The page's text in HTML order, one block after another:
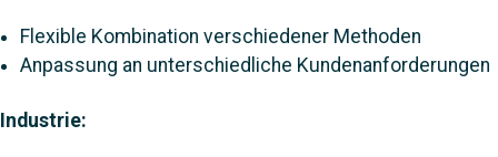
Flexible Kombination verschiedener Methoden
Anpassung an unterschiedliche Kundenanforderungen
Industrie: